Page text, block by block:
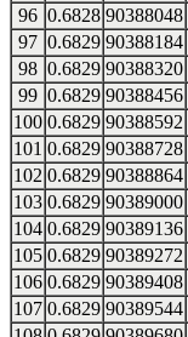
96 0.6828 90388048
97 0.6829 90388184
98 0.6829 90388320
99 0.6829 90388456
100 0.6829 90388592
101 0.6829 90388728
102 0.6829 90388864
103 0.6829 90389000
104 0.6829 90389136
105 0.6829 90389272
106 0.6829 90389408
107 0.6829 90389544